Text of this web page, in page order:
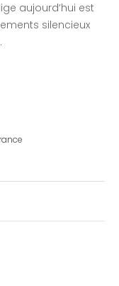
aujourd’hui est
silencieux